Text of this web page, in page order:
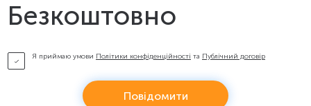
Безкоштовно
Я приймаю умови Політики конфіденційності та Публічний договір
Повідомити